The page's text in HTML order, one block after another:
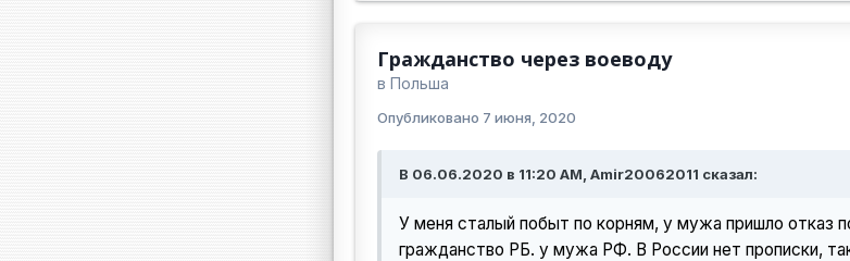
Гражданство через воеводу
в Польша
Опубликовано 7 июня, 2020
В 06.06.2020 в 11:20 AM, Amir20062011 сказал:
У меня сталый побыт по корням, у мужа пришло отказ
гражданство РБ. у мужа РФ. В России нет прописки,